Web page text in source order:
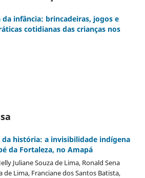
infância: brincadeiras, jogos e
cotidianas das crianças nos
história: a invisibilidade indígena
da Fortaleza, no Amapá
Juliane Souza de Lima, Ronald Sena
de Lima, Franciane dos Santos Batista,